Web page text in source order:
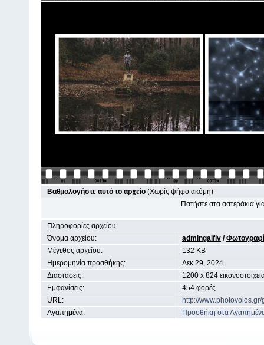
Βαθμολογήστε αυτό το αρχείο (Χωρίς ψήφο ακόμη)
Πατήστε στα αστεράκια
Πληροφορίες αρχείου
Όνομα αρχείου:
admingalflv /
Μέγεθος αρχείου:
132 KB
Ημερομηνία προσθήκης:
Δεκ 29, 2024
Διαστάσεις:
1200 x 824
Εμφανίσεις:
454 φορές
URL:
http://
Αγαπημένα:
Προσθήκη στα